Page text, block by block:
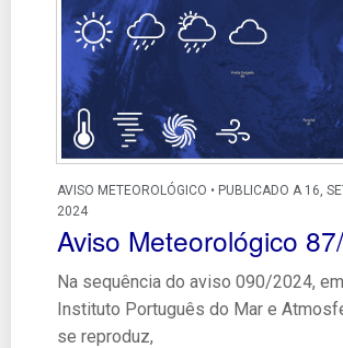
AVISO METEOROLÓGICO • PUBLICADO A 16,
2024
Aviso Meteorológico
Na sequência do aviso 090/2024,
Instituto Português do Mar e
se reproduz,